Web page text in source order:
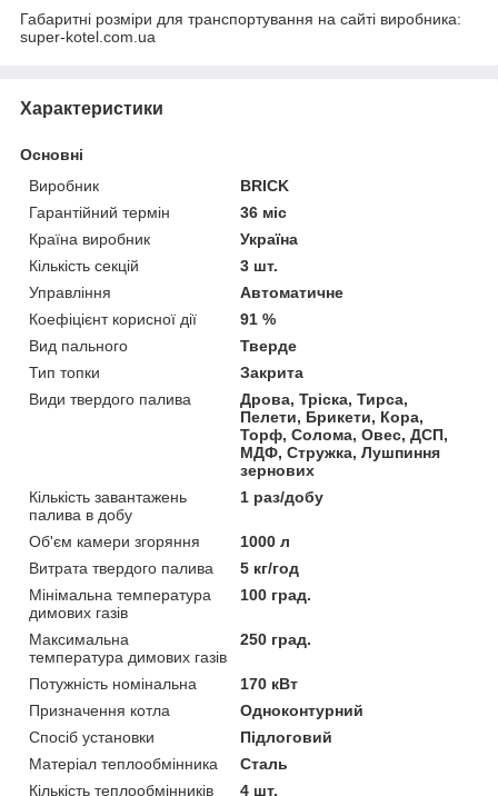
Габаритні розміри для транспортування на сайті виробника:
super-kotel.com.ua
Характеристики
Основні
Виробник
BRICK
Гарантійний термін
36 міс
Країна виробник
Україна
Кількість секцій
3 шт.
Управління
Автоматичне
Коефіцієнт корисної дії
91 %
Вид пального
Тверде
Тип топки
Закрита
Види твердого палива
Дрова, Тріска, Тирса,
Пелети, Брикети, Кора,
Торф, Солома, Овес, ДСП,
МДФ, Стружка, Лушпиння
зернових
Кількість завантажень
палива в добу
1 раз/добу
Об'єм камери згоряння
1000 л
Витрата твердого палива
5 кг/год
Мінімальна температура
димових газів
100 град.
Максимальна
температура димових газів
250 град.
Потужність номінальна
170 кВт
Призначення котла
Одноконтурний
Спосіб установки
Підлоговий
Матеріал теплообмінника
Сталь
Кількість теплообмінників
4 шт.